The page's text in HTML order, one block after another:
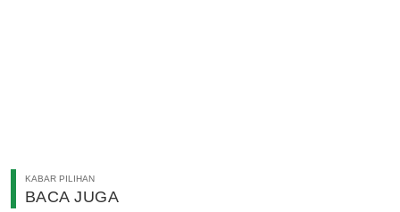
KABAR PILIHAN
BACA JUGA